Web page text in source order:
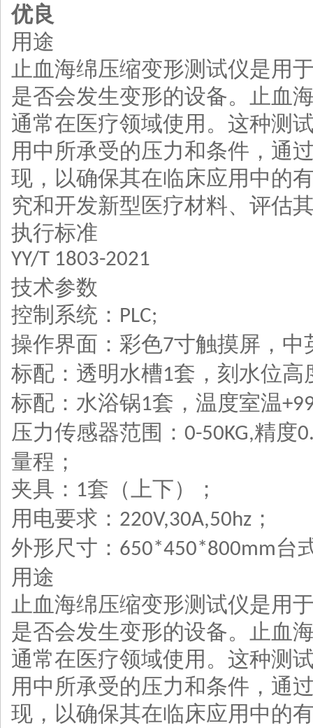
优良
用途
止血海绵压缩变形测试仪是用
是否会发生变形的设备。止血
通常在医疗领域使用。这种测
用中所承受的压力和条件，通
现，以确保其在临床应用中的
究和开发新型医疗材料、评估
执行标准
YY/T 1803-2021
技术参数
控制系统： PLC;
操作界面：彩色7寸触摸屏，中
标配：透明水槽1套，刻水位高
标配：水浴锅1套，温度室温
压力传感器范围： 0-50KG,精度
量程；
夹具： 1套（上下）；
用电要求： 220V,30A,50hz ；
外形尺寸： 650*450*800mm台
用途
止血海绵压缩变形测试仪是用
是否会发生变形的设备。止血
通常在医疗领域使用。这种测
用中所承受的压力和条件，通
现，以确保其在临床应用中的